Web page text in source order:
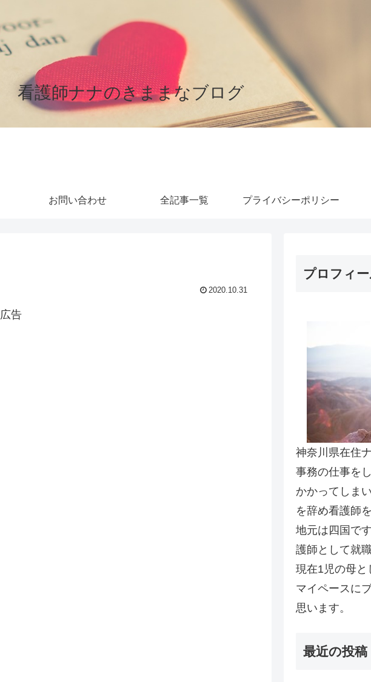
看護師ナナのきままなブログ
お問い合わせ 全記事一覧 プライバシーポリシー
2020.10.31
広告
プロフィ
神奈川県在住
事務の仕事を
かかってしま
を辞め看護師
地元は四国で
護師として就
現在1児の母と
マイペースに
思います。
最近の投稿